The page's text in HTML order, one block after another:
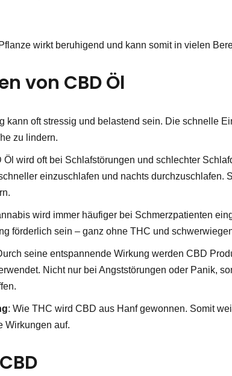
wirkt beruhigend und kann somit in vielen
von CBD Öl
kann oft stressig und belastend sein. Die schnelle
zu lindern.
Öl wird oft bei Schlafstörungen und schlechter
einzuschlafen und nachts durchzuschlafen.
wird immer häufiger bei Schmerzpatienten
förderlich sein – ganz ohne THC und
seine entspannende Wirkung werden CBD
Nicht nur bei Angststörungen oder Panik,
: Wie THC wird CBD aus Hanf gewonnen. Somit
Wirkungen auf.